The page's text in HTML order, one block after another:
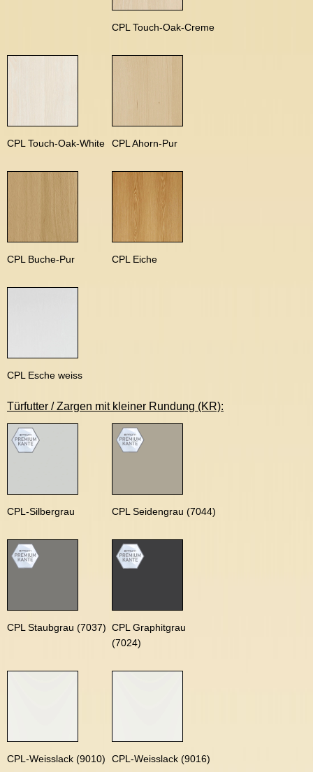
CPL Touch-Oak-Creme
CPL Touch-Oak-White CPL Ahorn-Pur
CPL Buche-Pur CPL Eiche
CPL Esche weiss
Türfutter / Zargen mit kleiner Rundung (KR):
CPL-Silbergrau CPL Seidengrau (7044)
CPL Staubgrau (7037) CPL Graphitgrau
(7024)
CPL-Weisslack (9010) CPL-Weisslack (9016)